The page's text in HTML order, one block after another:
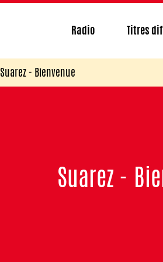
Radio Titres
Suarez - Bienvenue
Suarez -